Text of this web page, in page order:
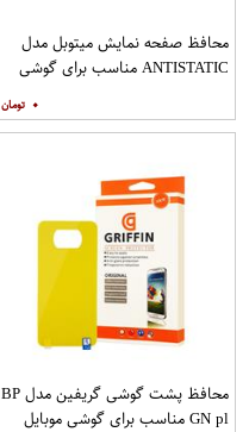
محافظ صفحه نمایش میتوبل مدل
ANTISTATIC مناسب برای گوشی
۰
محافظ پشت گوشی گریفین مدل BP
GN pl مناسب برای گوشی موبایل